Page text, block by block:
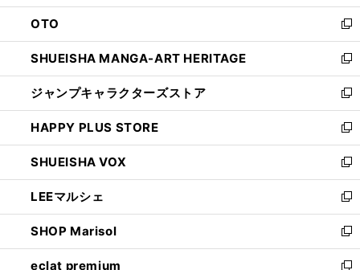
ウ
で
開
く
ン
ド
ウ
で
開
く
OTO
新
し
い
ウ
ィ
ン
ド
ウ
で
開
く
SHUEISHA MANGA-ART HERITAGE
新
し
い
ウ
ィ
ン
ド
ウ
で
開
く
ジャンプキャラクターズストア
新
し
い
ウ
ィ
ン
ド
ウ
で
開
く
HAPPY PLUS STORE
新
し
い
ウ
ィ
ン
ド
ウ
で
SHUEISHA VOX
新
し
い
ウ
ィ
ン
ド
LEEマルシェ
新
し
い
ウ
SHOP Marisol
新
し
eclat premium